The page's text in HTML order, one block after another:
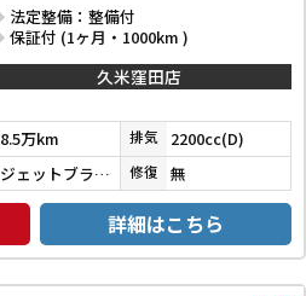
法定整備：整備付
保証付 (1ヶ月・1000km )
久米窪田店
8.5万km 排気 2200cc(D)
ジェットブラックマイカ 修復 無
詳細はこちら